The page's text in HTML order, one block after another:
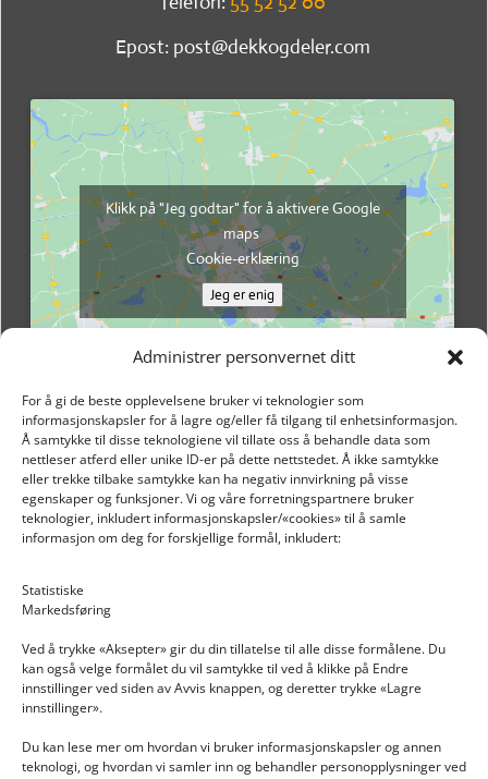
Administrer personvernet ditt
For å gi de beste opplevelsene bruker vi teknologier som
informasjonskapsler for å lagre og/eller få tilgang til enhetsinformasjon.
Å samtykke til disse teknologiene vil tillate oss å behandle data som
nettleser atferd eller unike ID-er på dette nettstedet. Å ikke samtykke
eller trekke tilbake samtykke kan ha negativ innvirkning på visse
egenskaper og funksjoner. Vi og våre forretningspartnere bruker
teknologier, inkludert informasjonskapsler/«cookies» til å samle
informasjon om deg for forskjellige formål, inkludert:
Statistiske
Markedsføring
Ved å trykke «Aksepter» gir du din tillatelse til alle disse formålene. Du
kan også velge formålet du vil samtykke til ved å klikke på Endre
innstillinger ved siden av Avvis knappen, og deretter trykke «Lagre
innstillinger».
Du kan lese mer om hvordan vi bruker informasjonskapsler og annen
teknologi, og hvordan vi samler inn og behandler personopplysninger ved
Epost: post@dekkogdeler.com
Klikk på "Jeg godtar" for å aktivere Google
maps
Cookie-erklæring
Jeg er enig
INFORMASJON